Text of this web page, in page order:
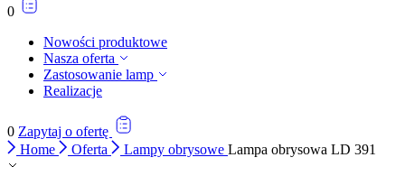
0
Nowości produktowe
Nasza oferta
Zastosowanie lamp
Realizacje
0 Zapytaj o ofertę
Home
Oferta Lampy obrysowe Lampa obrysowa LD 391